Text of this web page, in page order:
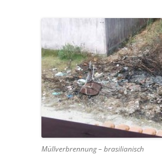
Müllverbrennung – brasilianisch